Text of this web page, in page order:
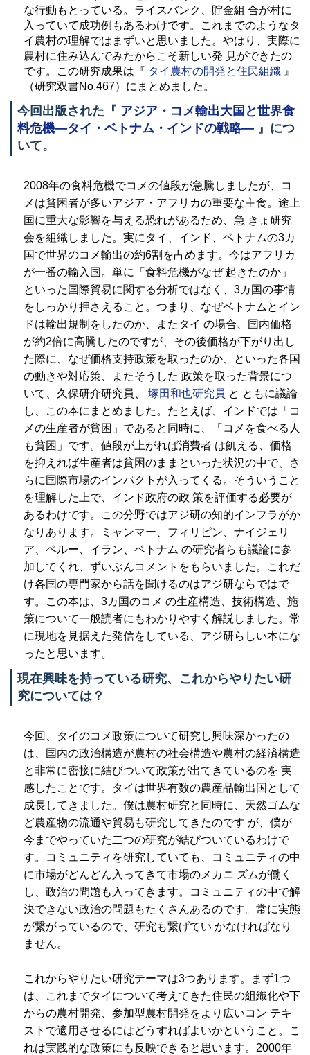
な行動もとっている。ライスバンク、貯金組 合が村に
入っていて成功例もあるわけです。これまでのようなタ
イ農村の理解ではまずいと思いました。やはり、実際に
農村に住み込んでみたからこそ新しい発 見ができたの
です。この研究成果は『 タイ農村の開発と住民組織 』
（研究双書No.467）にまとめました。
今回出版された『 アジア・コメ輸出大国と世界食
料危機—タイ・ベトナム・インドの戦略— 』につ
いて。
2008年の食料危機でコメの値段が急騰しましたが、コ
メは貧困者が多いアジア・アフリカの重要な主食。途上
国に重大な影響を与える恐れがあるため、急 きょ研究
会を組織しました。実にタイ、インド、ベトナムの3カ
国で世界のコメ輸出の約6割を占めます。今はアフリカ
が一番の輸入国。単に「食料危機がなぜ 起きたのか」
といった国際貿易に関する分析ではなく、3カ国の事情
をしっかり押さえること。つまり、なぜベトナムとイン
ドは輸出規制をしたのか、またタイ の場合、国内価格
が約2倍に高騰したのですが、その後価格が下がり出し
た際に、なぜ価格支持政策を取ったのか、といった各国
の動きや対応策、またそうした 政策を取った背景につ
いて、久保研介研究員、 塚田和也研究員 と ともに議論
し、この本にまとめました。たとえば、インドでは「コ
メの生産者が貧困」であると同時に、「コメを食べる人
も貧困」です。値段が上がれば消費者 は飢える、価格
を抑えれば生産者は貧困のままといった状況の中で、さ
らに国際市場のインパクトが入ってくる。そういうこと
を理解した上で、インド政府の政 策を評価する必要が
あるわけです。この分野ではアジ研の知的インフラがか
なりあります。ミャンマー、フィリピン、ナイジェリ
ア、ペルー、イラン、ベトナム の研究者らも議論に参
加してくれ、ずいぶんコメントをもらいました。これだ
け各国の専門家から話を聞けるのはアジ研ならではで
す。この本は、3カ国のコメ の生産構造、技術構造、施
策について一般読者にもわかりやすく解説しました。常
に現地を見据えた発信をしている、アジ研らしい本にな
ったと思います。
現在興味を持っている研究、これからやりたい研
究については？
今回、タイのコメ政策について研究し興味深かったの
は、国内の政治構造が農村の社会構造や農村の経済構造
と非常に密接に結びついて政策が出てきているのを 実
感したことです。タイは世界有数の農産品輸出国として
成長してきました。僕は農村研究と同時に、天然ゴムな
ど農産物の流通や貿易も研究してきたのです が、僕が
今までやっていた二つの研究が結びついているわけで
す。コミュニティを研究していても、コミュニティの中
に市場がどんどん入ってきて市場のメカニ ズムが働く
し、政治の問題も入ってきます。コミュニティの中で解
決できない政治の問題もたくさんあるのです。常に実態
が繋がっているので、研究も繋げてい かなければなり
ません。
これからやりたい研究テーマは3つあります。まず1つ
は、これまでタイについて考えてきた住民の組織化や下
からの農村開発、参加型農村開発をより広いコン テキ
ストで適用させるにはどうすればよいかということ。こ
れは実践的な政策にも反映できると思います。2000年